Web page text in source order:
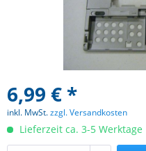
6,99 € *
inkl. MwSt.zzgl. Versandkosten
Lieferzeit ca. 3-5 Werktage